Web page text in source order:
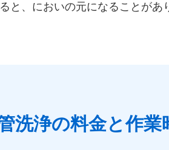
と、においの元になることがあ
洗浄の料金と作業